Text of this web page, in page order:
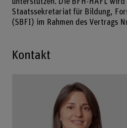
Staatssekretariat für Bildung,
(SBFI) im Rahmen des Vertrags
Kontakt